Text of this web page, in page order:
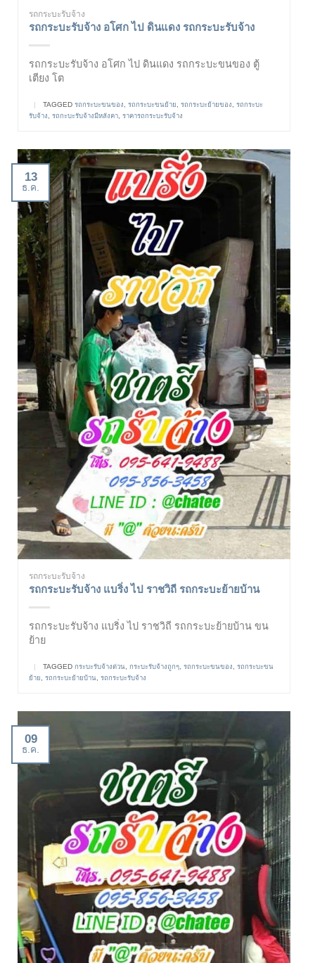
รถกระบะรับจ้าง
รถกระบะรับจ้าง อโศก ไป ดินแดง รถกระบะรับจ้าง
รถกระบะรับจ้าง อโศก ไป ดินแดง รถกระบะขนของ ตู้
เตียง โต
TAGGED รถกระบะขนของ, รถกระบะขนย้าย, รถกระบะย้ายของ, รถกระบะ
รับจ้าง, รถกะบะรับจ้างมีหลังคา, ราคารถกระบะรับจ้าง
13
ธ.ค.
รถกระบะรับจ้าง
รถกระบะรับจ้าง แบริ่ง ไป ราชวิถี รถกระบะย้ายบ้าน
รถกระบะรับจ้าง แบริ่ง ไป ราชวิถี รถกระบะย้ายบ้าน ขน
ย้าย
| TAGGED กระบะรับจ้างด่วน กระบะรับจ้างถูกๆ รถกระบะขนของ
รถกระบะขน
ย้าย
รถกระบะย้ายบ้าน รถกระบะรับจ้าง
09
ธ.ค.